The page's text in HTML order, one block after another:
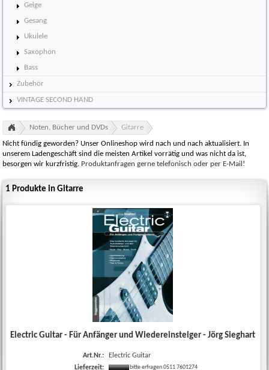
Geige
Gesang
Ukulele
Saxophon
Bass
Zubehör
VINTAGE SECOND HAND
Noten, Bücher und DVDs Gitarre
Nicht fündig geworden? Unser Onlineshop wird nach und nach aktualisiert. In
unserem Ladengeschäft sind die meisten Artikel vorrätig und was nicht da ist,
besorgen wir kurzfristig. Produktanfragen gerne telefonisch oder per E-Mail!
1 Produkte in Gitarre
Electric Guitar - Für Anfänger und Wiedereinsteiger - Jörg Sieghart
Art.Nr.:
Electric Guitar
Lieferzeit:
bitte erfragen 0511 7601274